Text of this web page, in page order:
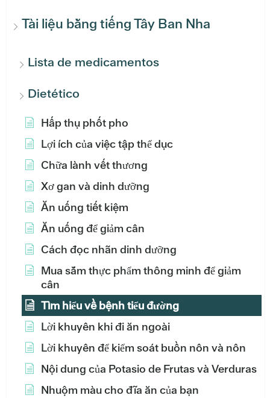
Tài liệu bằng tiếng Tây Ban Nha
Lista de medicamentos
Dietético
Hấp thụ phốt pho
Lợi ích của việc tập thể dục
Chữa lành vết thương
Xơ gan và dinh dưỡng
Ăn uống tiết kiệm
Ăn uống để giảm cân
Cách đọc nhãn dinh dưỡng
Mua sắm thực phẩm thông minh để giảm
cân
Tìm hiểu về bệnh tiểu đường
Lời khuyên khi đi ăn ngoài
Lời khuyên để kiểm soát buồn nôn và nôn
Nội dung của Potasio de Frutas và Verduras
Nhuộm màu cho đĩa ăn của bạn